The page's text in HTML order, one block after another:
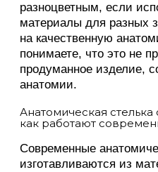
разноцветным, если
материалы для разных
на качественную
понимаете, что это не
продуманное изделие,
анатомии.
Анатомическая
как работают
Современные
изготавливаются из